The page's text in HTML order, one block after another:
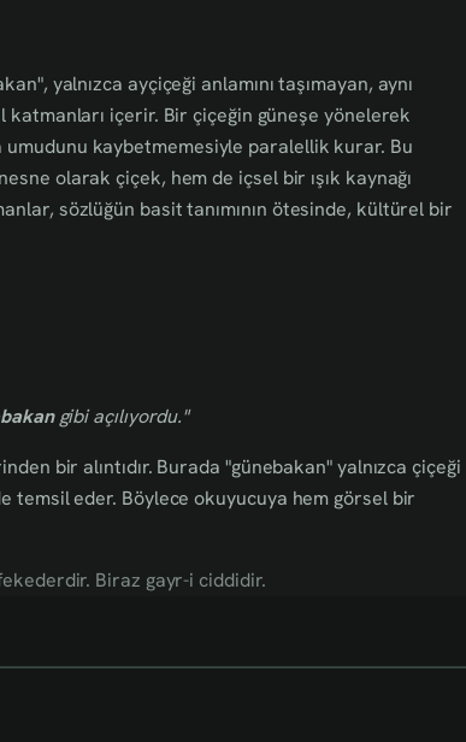
yalnızca ayçiçeği anlamını taşımayan, aynı
katmanları içerir. Bir çiçeğin güneşe yönelerek
kaybetmemesiyle paralellik kurar. Bu
olarak çiçek, hem de içsel bir ışık kaynağı
sözlüğün basit tanımının ötesinde, kültürel bir
gibi açılıyordu."
bir alıntıdır. Burada "günebakan" yalnızca çiçeği
temsil eder. Böylece okuyucuya hem görsel bir
Biraz gayr-i ciddidir.